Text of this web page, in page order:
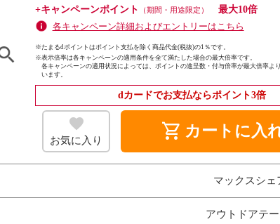
+キャンペーンポイント
（期間・用途限定）
最大10倍
各キャンペーン詳細およびエントリーはこちら
※たまるdポイントはポイント支払を除く商品代金(税抜)の1％です。
※表示倍率は各キャンペーンの適用条件を全て満たした場合の最大倍率です。
各キャンペーンの適用状況によっては、ポイントの進呈数・付与倍率が最大倍率よ
います。
dカードでお支払ならポイント3倍
お気に入り shopping_cart カートに入
マックスシェ
アウトドアテ